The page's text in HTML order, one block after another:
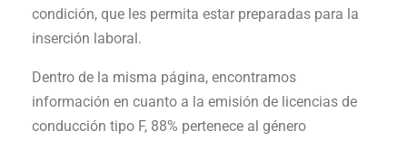
condición, que les permita estar preparadas para la
inserción laboral.
Dentro de la misma página, encontramos
información en cuanto a la emisión de licencias de
conducción tipo F, 88% pertenece al género